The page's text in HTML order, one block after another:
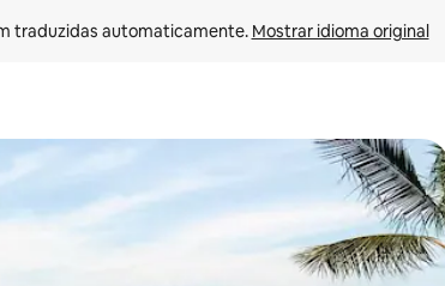
traduzidas automaticamente. Mostrar idioma original